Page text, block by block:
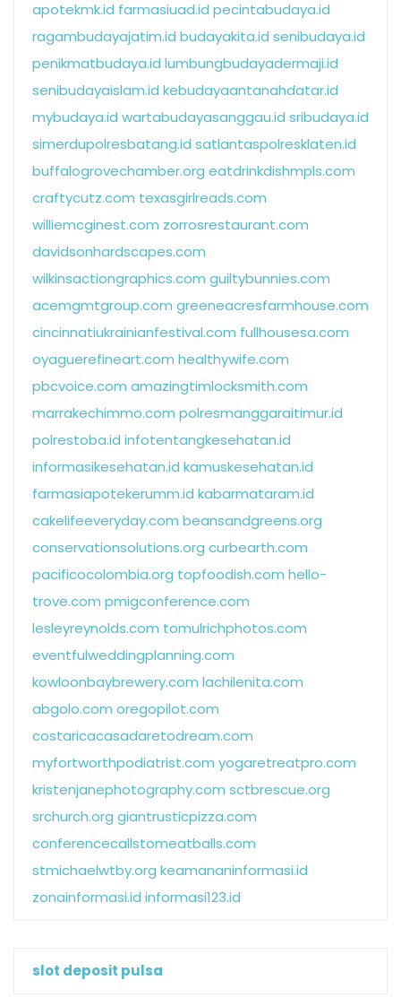
apotekmk.id farmasiuad.id pecintabudaya.id
ragambudayajatim.id budayakita.id senibudaya.id
penikmatbudaya.id lumbungbudayadermaji.id
senibudayaislam.id kebudayaantanahdatar.id
mybudaya.id wartabudayasanggau.id sribudaya.id
simerdupolresbatang.id satlantaspolresklaten.id
buffalogrovechamber.org eatdrinkdishmpls.com
craftycutz.com texasgirlreads.com
williemcginest.com zorrosrestaurant.com
davidsonhardscapes.com
wilkinsactiongraphics.com guiltybunnies.com
acemgmtgroup.com greeneacresfarmhouse.com
cincinnatiukrainianfestival.com fullhousesa.com
oyaguerefineart.com healthywife.com
pbcvoice.com amazingtimlocksmith.com
marrakechimmo.com polresmanggaraitimur.id
polrestoba.id infotentangkesehatan.id
informasikesehatan.id kamuskesehatan.id
farmasiapotekerumm.id kabarmataram.id
cakelifeeveryday.com beansandgreens.org
conservationsolutions.org curbearth.com
pacificocolombia.org topfoodish.com hello-
trove.com pmigconference.com
lesleyreynolds.com tomulrichphotos.com
eventfulweddingplanning.com
kowloonbaybrewery.com lachilenita.com
abgolo.com oregopilot.com
costaricacasadaretodream.com
myfortworthpodiatrist.com yogaretreatpro.com
kristenjanephotography.com sctbrescue.org
srchurch.org giantrusticpizza.com
conferencecallstomeatballs.com
stmichaelwtby.org keamananinformasi.id
zonainformasi.id informasi123.id
slot deposit pulsa